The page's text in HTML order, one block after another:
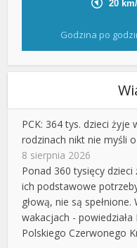
Godzina po
PCK: 364 tys. dzieci
rodzinach nikt nie myśli
8 sierpnia 2026
Ponad 360 tysięcy
ich podstawowe
głową, nie są
wakacjach - powiedziała
Polskiego Czerwonego